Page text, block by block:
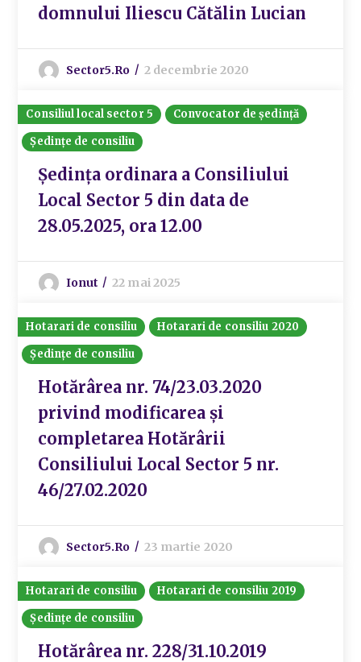
domnului Iliescu Cătălin Lucian
Sector5.ro 2 decembrie 2020
Consiliul local sector 5
Convocator de ședință
Ședințe de consiliu
Ședința ordinara a Consiliului
Local Sector 5 din data de
28.05.2025, ora 12.00
Ionut 22 mai 2025
Hotarari de consiliu
Hotarari de consiliu 2020
Ședințe de consiliu
Hotărârea nr. 74/23.03.2020
privind modificarea și
completarea Hotărârii
Consiliului Local Sector 5 nr.
46/27.02.2020
Sector5.ro 23 martie 2020
Hotarari de consiliu
Hotarari de consiliu 2019
Ședințe de consiliu
Hotărârea nr. 228/31.10.2019